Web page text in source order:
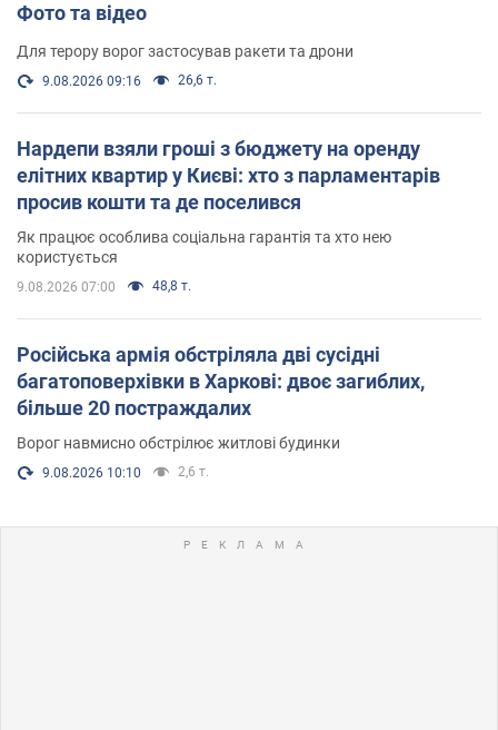
Фото та відео
Для терору ворог застосував ракети та дрони
9.08.2026 09:16 26,6 т.
Нардепи взяли гроші з бюджету на оренду
елітних квартир у Києві: хто з парламентарів
просив кошти та де поселився
Як працює особлива соціальна гарантія та хто нею
користується
9.08.2026 07:00 48,8 т.
Російська армія обстріляла дві сусідні
багатоповерхівки в Харкові: двоє загиблих,
більше 20 постраждалих
Ворог навмисно обстрілює житлові будинки
9.08.2026 10:10 2,6 т.